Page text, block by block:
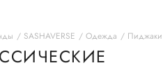
SASHAVERSE Одежда Пиджаки